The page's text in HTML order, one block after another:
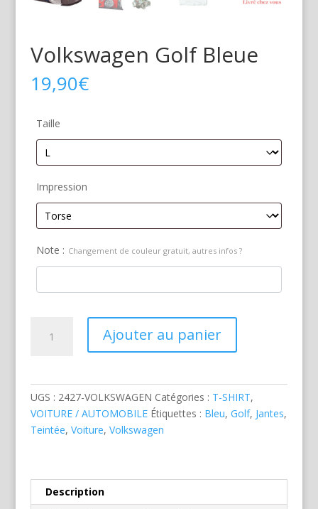
Volkswagen Golf Bleue
19,90€
Taille
Impression
Note : Changement de couleur gratuit, autres infos ?
Ajouter au panier
UGS : 2427-VOLKSWAGEN Catégories : T-SHIRT,
VOITURE / AUTOMOBILE Étiquettes : Bleu, Golf, Jantes,
Teintée, Voiture, Volkswagen
Description